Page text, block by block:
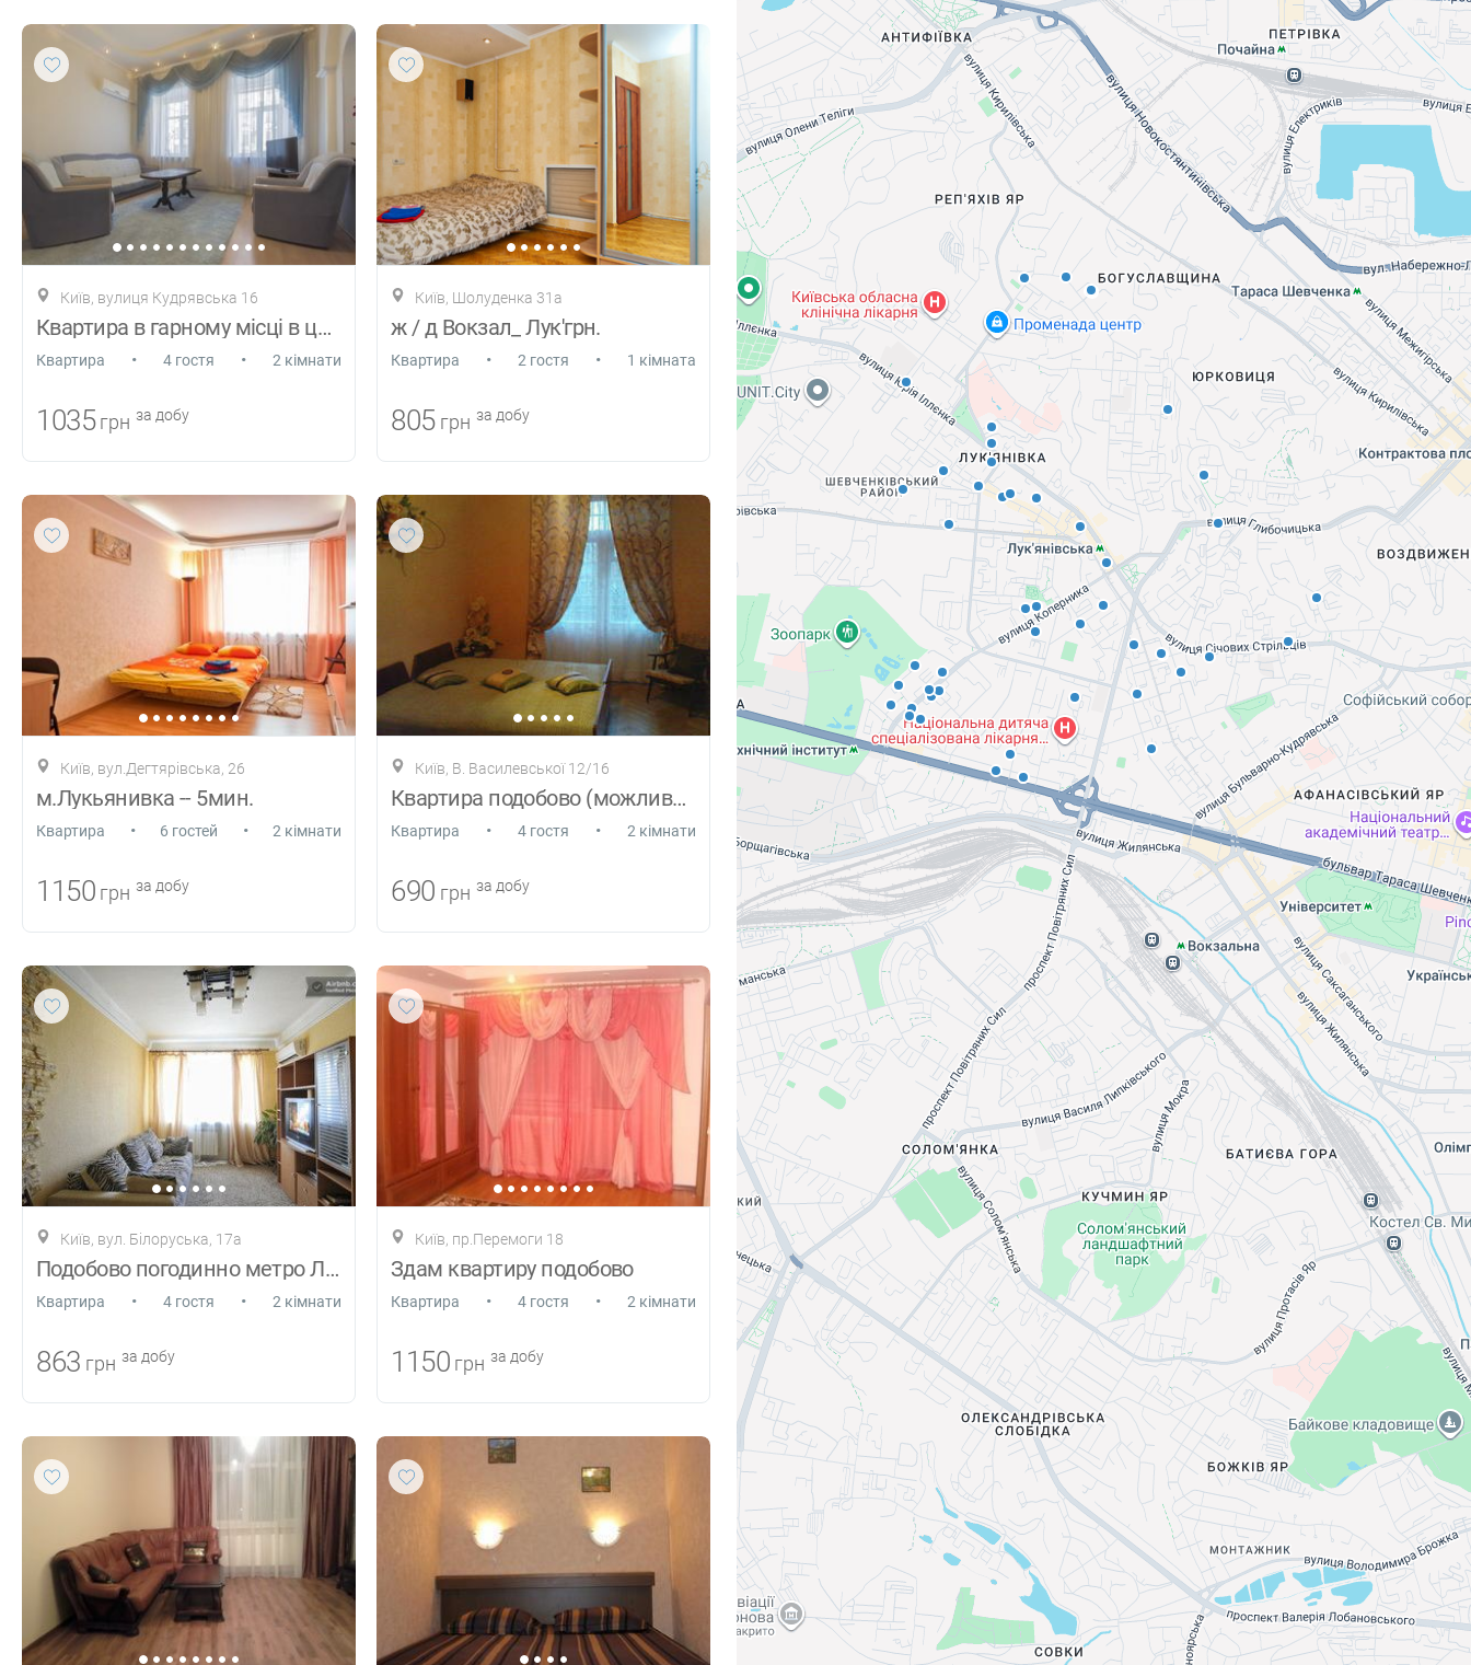
Київ, вулиця Кудрявська 16
Квартира в гарному місці в центрі
Квартира • 4 гостя • 2 кімнати
1035 грн за добу
Київ, Шолуденка 31а
ж / д Вокзал_ Лук'грн.
Квартира • 2 гостя • 1 кімната
805 грн за добу
Київ, вул.Дегтярівська, 26
м.Лукьянивка -- 5мин.
Квартира • 6 гостей • 2 кімнати
1150 грн за добу
Київ, В. Василевської 12/16
Квартира подобово (можливо почасово)
Квартира • 4 гостя • 2 кімнати
690 грн за добу
Київ, вул. Білоруська, 17а
Подобово погодинно метро Лук'янівськ
Квартира • 4 гостя • 2 кімнати
863 грн за добу
Київ, пр.Перемоги 18
Здам квартиру подобово
Квартира • 4 гостя • 2 кімнати
1150 грн за добу